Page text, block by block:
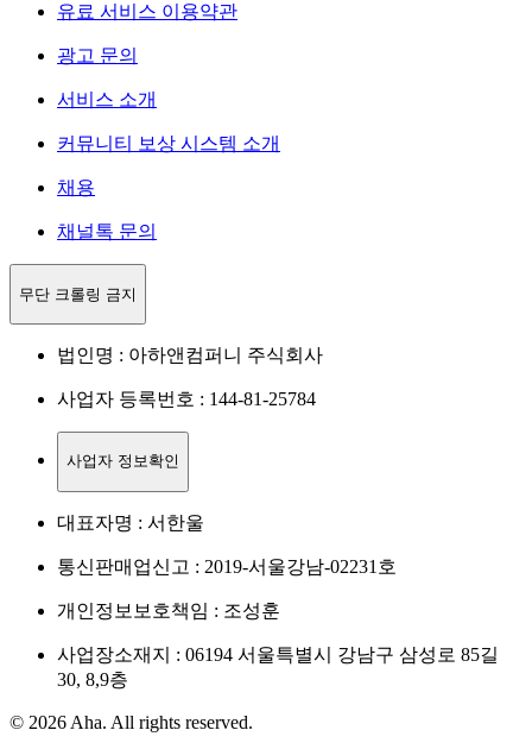
유료 서비스 이용약관
광고 문의
서비스 소개
커뮤니티 보상 시스템 소개
채용
채널톡 문의
무단 크롤링 금지
법인명 : 아하앤컴퍼니 주식회사
사업자 등록번호 : 144-81-25784
사업자 정보확인
대표자명 : 서한울
통신판매업신고 : 2019-서울강남-02231호
개인정보보호책임 : 조성훈
사업장소재지 : 06194 서울특별시 강남구 삼성로 85길
30, 8,9층
© 2026 Aha. All rights reserved.